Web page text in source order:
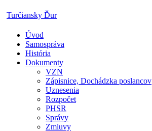
Skip
to
content
Turčiansky Ďur
Oficiálne
stránky
obce
Turčiansky
Úvod
Samospráva
História
Dokumenty
VZN
Zápisnice, Dochádzka poslancov
Uznesenia
Rozpočet
PHSR
Správy
Zmluvy